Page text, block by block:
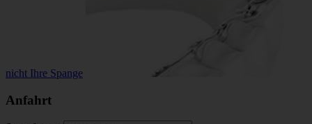
nicht Ihre Spange
Anfahrt